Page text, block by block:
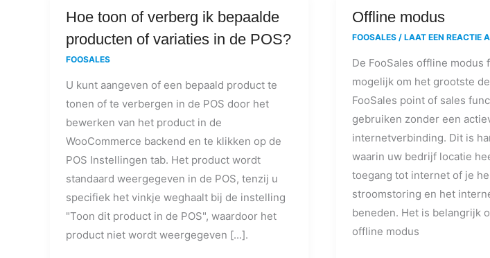
Hoe toon of verberg ik bepaalde
producten of variaties in de POS?
FOOSALES
U kunt aangeven of een bepaald product te
tonen of te verbergen in de POS door het
bewerken van het product in de
WooCommerce backend en te klikken op de
POS Instellingen tab. Het product wordt
standaard weergegeven in de POS, tenzij u
specifiek het vinkje weghaalt bij de instelling
"Toon dit product in de POS", waardoor het
product niet wordt weergegeven [...].
Hoe
toon
of
ik
bepaalde
producten
of
variaties
in
de
POS?
Offline modus
FOOSALES / LAAT EEN REACTIE
De FooSales offline modus
mogelijk om het grootste
FooSales point of sales
gebruiken zonder een
internetverbinding. Dit is
waarin uw bedrijf locatie
toegang tot internet of je
stroomstoring en het
beneden. Het is belangrijk
offline modus
Offline
modus